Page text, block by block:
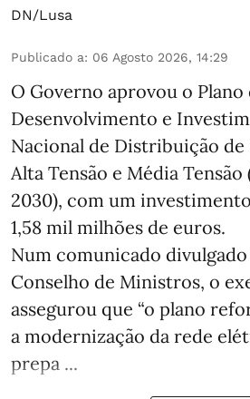
DN/Lusa
Publicado a: 06 Agosto 2026, 14:29
O Governo aprovou o Plano
Desenvolvimento e
Nacional de Distribuição
Alta Tensão e Média
2030), com um
1,58 mil milhões de euros.
Num comunicado
Conselho de Ministros, o
assegurou que “o plano
a modernização da rede
prepa ...